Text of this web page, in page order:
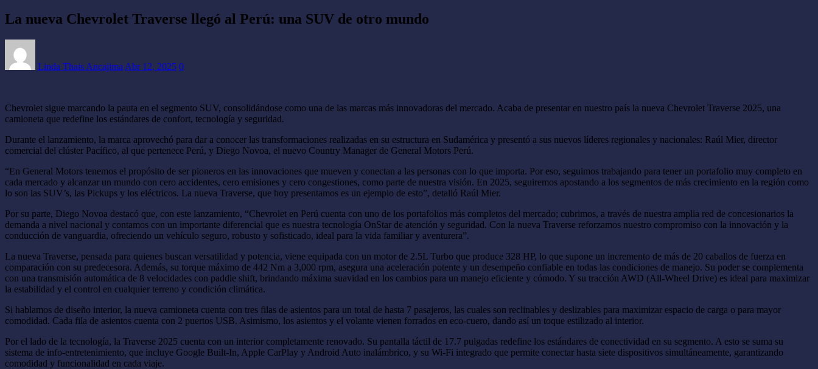
La nueva Chevrolet Traverse llegó al Perú: una SUV de otro mundo
Linda Thais Ancajima Abr 12, 2025 0
Chevrolet sigue marcando la pauta en el segmento SUV, consolidándose como una de las marcas más innovadoras del mercado. Acaba de presentar en nuestro país la nueva Chevrolet Traverse 2025, una
camioneta que redefine los estándares de confort, tecnología y seguridad.
Durante el lanzamiento, la marca aprovechó para dar a conocer las transformaciones realizadas en su estructura en Sudamérica y presentó a sus nuevos líderes regionales y nacionales: Raúl Mier, director
comercial del clúster Pacífico, al que pertenece Perú, y Diego Novoa, el nuevo Country Manager de General Motors Perú.
“En General Motors tenemos el propósito de ser pioneros en las innovaciones que mueven y conectan a las personas con lo que importa. Por eso, seguimos trabajando para tener un portafolio muy completo en
cada mercado y alcanzar un mundo con cero accidentes, cero emisiones y cero congestiones, como parte de nuestra visión. En 2025, seguiremos apostando a los segmentos de más crecimiento en la región como
lo son las SUV’s, las Pickups y los eléctricos. La nueva Traverse, que hoy presentamos es un ejemplo de esto”, detalló Raúl Mier.
Por su parte, Diego Novoa destacó que, con este lanzamiento, “Chevrolet en Perú cuenta con uno de los portafolios más completos del mercado; cubrimos, a través de nuestra amplia red de concesionarios la
demanda a nivel nacional y contamos con un importante diferencial que es nuestra tecnología OnStar de atención y seguridad. Con la nueva Traverse reforzamos nuestro compromiso con la innovación y la
conducción de vanguardia, ofreciendo un vehículo seguro, robusto y sofisticado, ideal para la vida familiar y aventurera”.
La nueva Traverse, pensada para quienes buscan versatilidad y potencia, viene equipada con un motor de 2.5L Turbo que produce 328 HP, lo que supone un incremento de más de 20 caballos de fuerza en
comparación con su predecesora. Además, su torque máximo de 442 Nm a 3,000 rpm, asegura una aceleración potente y un desempeño confiable en todas las condiciones de manejo. Su poder se complementa
con una transmisión automática de 8 velocidades con paddle shift, brindando máxima suavidad en los cambios para un manejo eficiente y cómodo. Y su tracción AWD (All-Wheel Drive) es ideal para maximizar
la estabilidad y el control en cualquier terreno y condición climática.
Si hablamos de diseño interior, la nueva camioneta cuenta con tres filas de asientos para un total de hasta 7 pasajeros, las cuales son reclinables y deslizables para maximizar espacio de carga o para mayor
comodidad. Cada fila de asientos cuenta con 2 puertos USB. Asimismo, los asientos y el volante vienen forrados en eco-cuero, dando así un toque estilizado al interior.
Por el lado de la tecnología, la Traverse 2025 cuenta con un interior completamente renovado. Su pantalla táctil de 17.7 pulgadas redefine los estándares de conectividad en su segmento. A esto se suma su
sistema de info-entretenimiento, que incluye Google Built-In, Apple CarPlay y Android Auto inalámbrico, y su Wi-Fi integrado que permite conectar hasta siete dispositivos simultáneamente, garantizando
comodidad y funcionalidad en cada viaje.